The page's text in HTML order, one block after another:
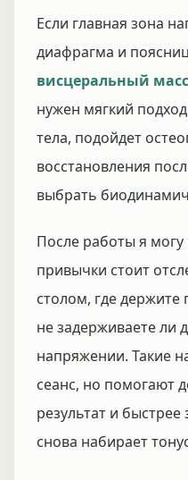
Если главная зона
диафрагма и
висцеральный
нужен мягкий
тела, подойдет
восстановления
выбрать
После работы я могу
привычки стоит
столом, где
не задерживаете ли
напряжении. Такие
сеанс, но помогают
результат и быстрее
снова набирает